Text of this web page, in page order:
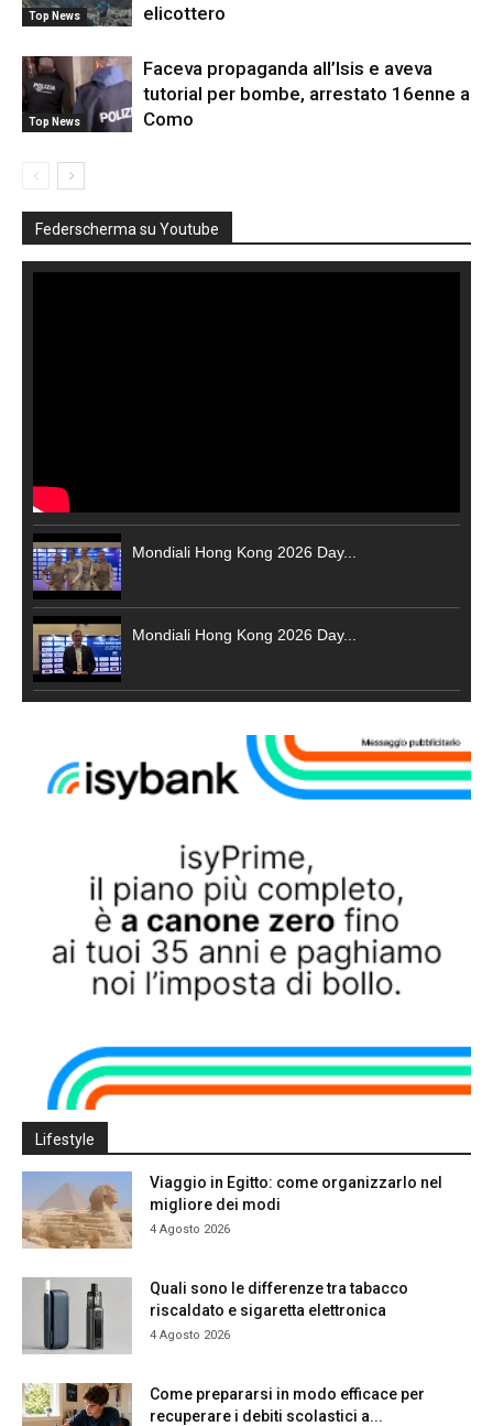
Top News
elicottero
Top News
Faceva propaganda all’Isis e aveva
tutorial per bombe, arrestato 16enne a
Como
Federscherma su Youtube
Mondiali Hong Kong 2026 Day...
Mondiali Hong Kong 2026 Day...
Lifestyle
Viaggio in Egitto: come organizzarlo nel
migliore dei modi
4 Agosto 2026
Quali sono le differenze tra tabacco
riscaldato e sigaretta elettronica
4 Agosto 2026
Come prepararsi in modo efficace per
recuperare i debiti scolastici a...